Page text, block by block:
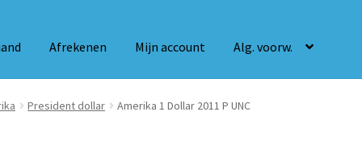
Afrekenen Mijn account Alg. voorw.
Mijn account Alg. voorw.
President dollar Amerika 1 Dollar 2011 P UNC